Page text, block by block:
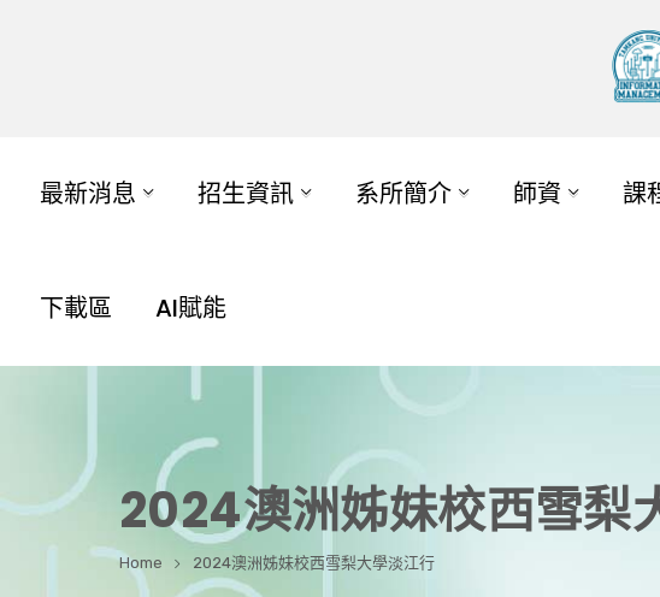
最新消息 招生資訊 系所簡介 師資 課
下載區 AI賦能
2024澳洲姊妹校西雪梨
Home 2024澳洲姊妹校西雪梨大學淡江行